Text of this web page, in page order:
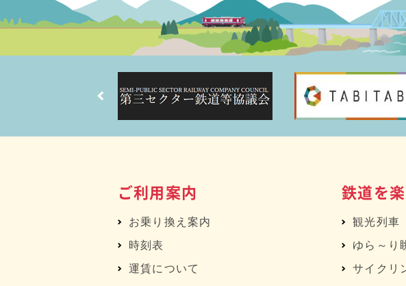
ご利用案内
お乗り換え案内
時刻表
運賃について
鉄道を
観光列車
ゆら～り
サイクリ